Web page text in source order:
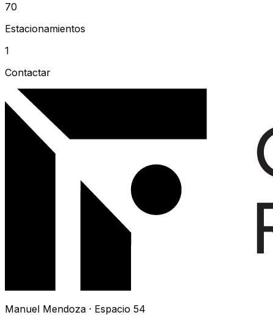
70
Estacionamientos
1
Contactar
Manuel Mendoza · Espacio 54